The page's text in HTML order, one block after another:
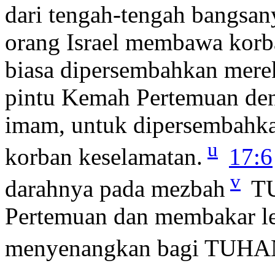
dari tengah-tengah
orang Israel membawa
biasa dipersembahkan
pintu Kemah Pertemuan
imam, untuk
korban keselamatan. u 17:6
darahnya pada mezbah v
Pertemuan dan membakar
menyenangkan bagi